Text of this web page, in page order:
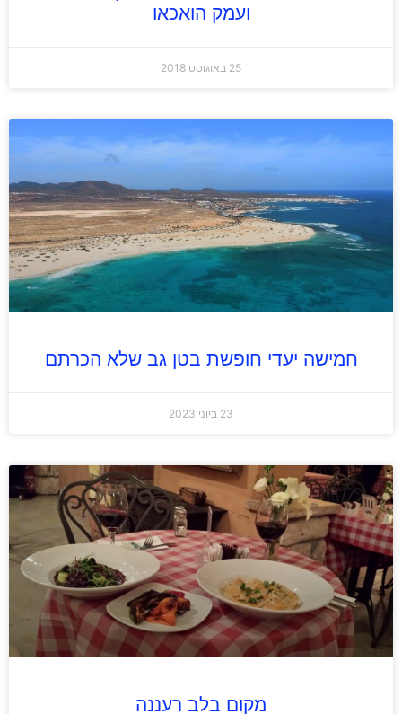
ועמק הואכאו
25 באוגוסט 2018
חמישה יעדי חופשת בטן גב שלא הכרתם
23 ביוני 2023
מקום בלב רעננה